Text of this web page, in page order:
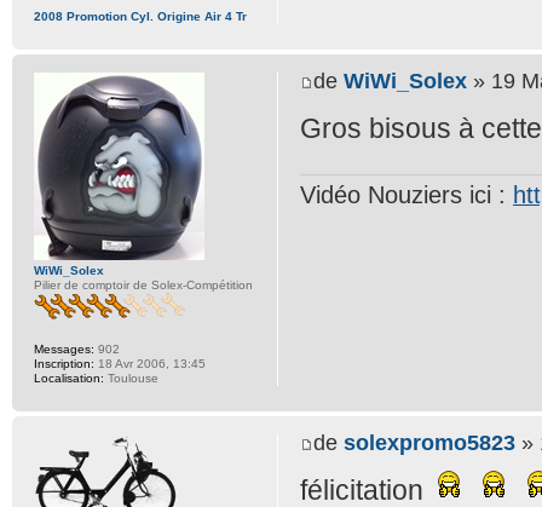
2008 Promotion Cyl. Origine Air 4 Tr
de WiWi_Solex » 19
Gros bisous à
Vidéo Nouziers ici :
WiWi_Solex
Pilier de comptoir de Solex-Compétition
Messages: 902
Inscription: 18 Avr 2006, 13:45
Localisation: Toulouse
de solexpromo5823 »
félicitation